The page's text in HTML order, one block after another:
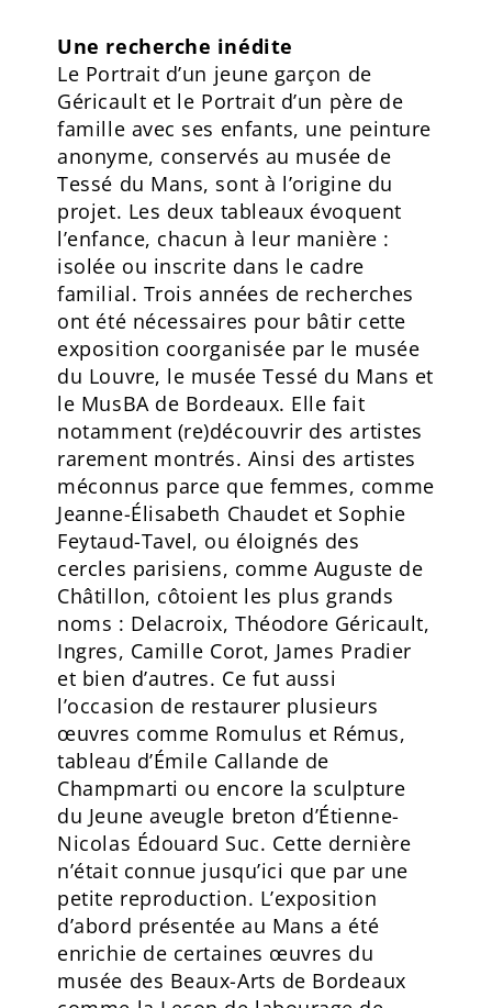
Une recherche inédite
Le Portrait d’un jeune garçon de
Géricault et le Portrait d’un père de
famille avec ses enfants, une peinture
anonyme, conservés au musée de
Tessé du Mans, sont à l’origine du
projet. Les deux tableaux évoquent
l’enfance, chacun à leur manière :
isolée ou inscrite dans le cadre
familial. Trois années de recherches
ont été nécessaires pour bâtir cette
exposition coorganisée par le musée
du Louvre, le musée Tessé du Mans et
le MusBA de Bordeaux. Elle fait
notamment (re)découvrir des artistes
rarement montrés. Ainsi des artistes
méconnus parce que femmes, comme
Jeanne-Élisabeth Chaudet et Sophie
Feytaud-Tavel, ou éloignés des
cercles parisiens, comme Auguste de
Châtillon, côtoient les plus grands
noms : Delacroix, Théodore Géricault,
Ingres, Camille Corot, James Pradier
et bien d’autres. Ce fut aussi
l’occasion de restaurer plusieurs
œuvres comme Romulus et Rémus,
tableau d’Émile Callande de
Champmarti ou encore la sculpture
du Jeune aveugle breton d’Étienne-
Nicolas Édouard Suc. Cette dernière
n’était connue jusqu’ici que par une
petite reproduction. L’exposition
d’abord présentée au Mans a été
enrichie de certaines œuvres du
musée des Beaux-Arts de Bordeaux